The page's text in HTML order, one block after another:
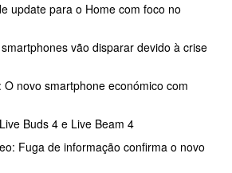
update para o Home com foco no
vão disparar devido à crise
O novo smartphone económico com
Buds 4 e Live Beam 4
Fuga de informação confirma o novo